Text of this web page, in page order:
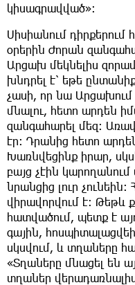
կիսագրավված»։
Սիսիանում դիրքերում
օրերին Ժորան
Արցախ մեկնելիս
խնդրել է՝ եթե
չասի, որ նա Արցախում
մնալու, հետո արդեն
զանգահարել մեզ։
էր։ Դրանից հետո արդեն
Խառնվեցինք իրար,
բայց չէին
նրանցից լուր
վիրավորվում է։ Թեթև
հատվածում, պետք է
գային,
սկսվում, և տղաները
«Տղաները մնացել են
տղաներ վերադառնալիս